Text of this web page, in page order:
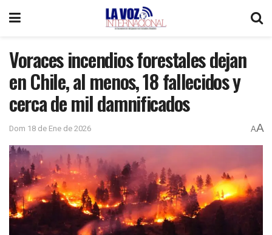
Voraces incendios forestales dejan
en Chile, al menos, 18 fallecidos y
cerca de mil damnificados
Dom 18 de Ene de 2026 AA